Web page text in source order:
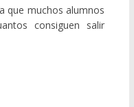
que muchos alumnos
consiguen salir